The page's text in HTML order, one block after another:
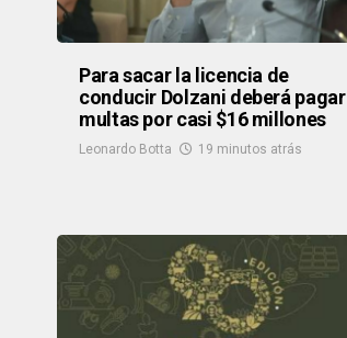
Para sacar la licencia de
conducir Dolzani deberá pagar
multas por casi $16 millones
Leonardo Botta 19 minutos atrás